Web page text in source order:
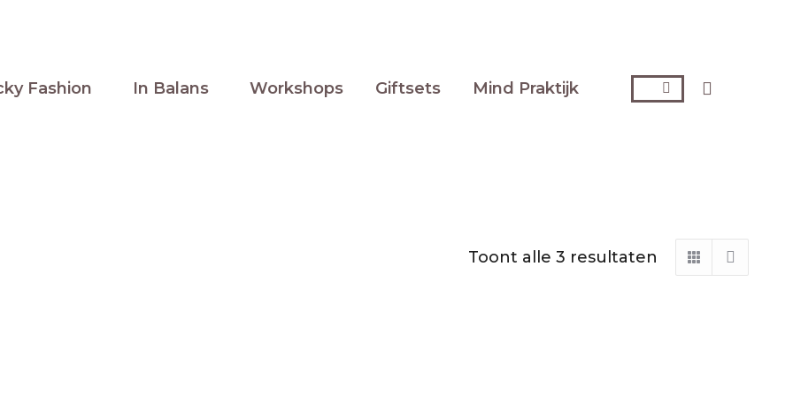
Fashion In Balans Workshops Giftsets Mind Praktijk Zoeken:
Toont alle 3 resultaten Gesorteerd
op